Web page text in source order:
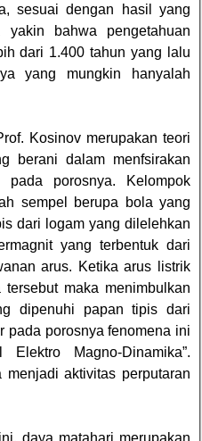
sesuai dengan hasil yang
yakin bahwa pengetahuan
dari 1.400 tahun yang lalu
yang mungkin hanyalah
Kosinov merupakan teori
berani dalam menfsirakan
pada porosnya. Kelompok
sempel berupa bola yang
dari logam yang dilelehkan
yang terbentuk dari
arus. Ketika arus listrik
maka menimbulkan
dipenuhi papan tipis dari
pada porosnya fenomena ini
Magno-Dinamika”.
aktivitas perputaran
daya matahari merupakan